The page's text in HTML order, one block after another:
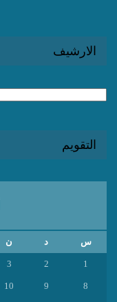
الارشيف
التقويم
س د ن
1
2
3
8
9
10